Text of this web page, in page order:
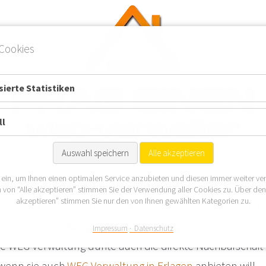
des Landkreises Erlangen-Höchstadt sowie
Uttenreuth. Einer WEG Verwaltung hat Spardorf
von Spardorf, wo die Schwabach knapp außerhalb der
WEG Verwaltung dürfte auch die direkte
Statistiken
Auswahl speichern Alle akzeptieren
um Ihnen einen optimalen Service anzubieten und diesen immer weiter
“Alle akzeptieren” stimmen Sie der Verwendung aller Cookies zu. Über
akzeptieren” stimmen Sie nur den von Ihnen gewählten Kategorien zu.
Impressum Datenschutz